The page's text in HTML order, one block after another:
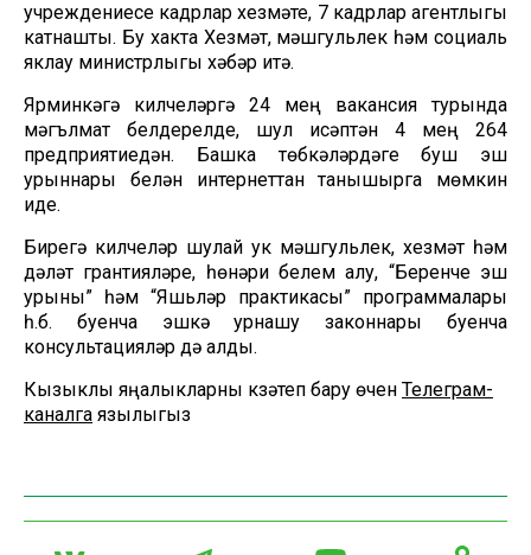
учреждениесе кадрлар хезмәте, 7 кадрлар агентлыгы
катнашты. Бу хакта Хезмәт, мәшгульлек һәм социаль
яклау министрлыгы хәбәр итә.
Ярминкәгә килүчеләргә 24 мең вакансия турында
мәгълүмат белдерелде, шул исәптән 4 мең 264
предприятиедән. Башка төбкәләрдәге буш эш
урыннары белән интернеттан танышырга мөмкин
иде.
Бирегә килүчеләр шулай ук мәшгульлек, хезмәт һәм
дәүләт грантияләре, һөнәри белем алу, “Беренче эш
урыны” һәм “Яшьләр практикасы” программалары
һ.б. буенча эшкә урнашу законнары буенча
консультацияләр дә алды.
Кызыклы яңалыкларны күзәтеп бару өчен Телеграм-
каналга язылыгыз